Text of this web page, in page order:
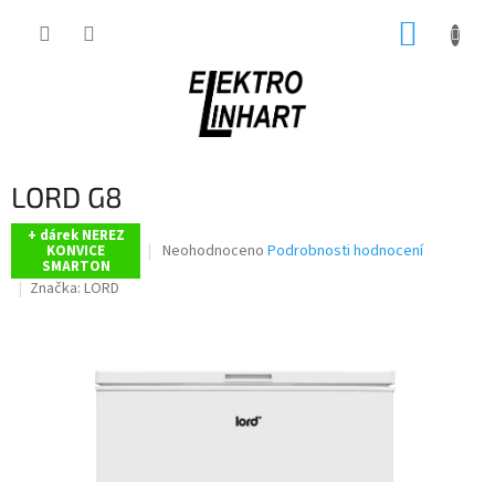
LORD G8
+ dárek NEREZ
KONVICE
SMARTON
Průměrné
hvězdiček.
Neohodnoceno Podrobnosti hodnocení
Značka: LORD